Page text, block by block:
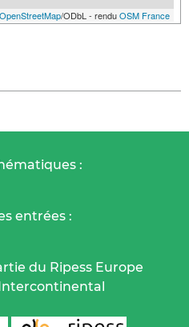
OpenStreetMap/ODbL - renduOSM France
:
entrées :
du Ripess Europe